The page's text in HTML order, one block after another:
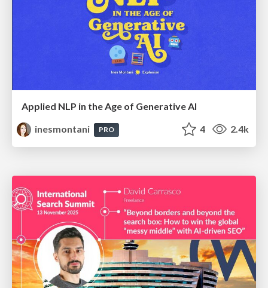
Applied NLP in the Age of Generative AI
inesmontani
PRO 4 2.4k